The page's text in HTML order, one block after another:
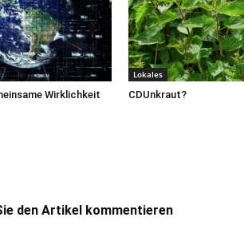
Wirklichkeit
Lokales
CDUnkraut?
den Artikel kommentieren